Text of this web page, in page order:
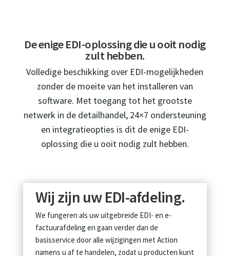
De enige EDI-oplossing die u ooit nodig
zult hebben.
Volledige beschikking over EDI-mogelijkheden
zonder de moeite van het installeren van
software. Met toegang tot het grootste
netwerk in de detailhandel, 24×7 ondersteuning
en integratieopties is dit de enige EDI-
oplossing die u ooit nodig zult hebben.
Wij zijn uw EDI-afdeling.
We fungeren als uw uitgebreide EDI- en e-
factuurafdeling en gaan verder dan de
basisservice door alle wijzigingen met Action
namens u af te handelen, zodat u producten kunt